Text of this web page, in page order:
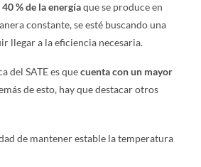
% de la energíaque se produce en
constante, se esté buscando una
llegar a la eficiencia necesaria.
del SATE es quecuenta con un mayor
de esto, hay que destacar otros
de mantener estable la temperatura